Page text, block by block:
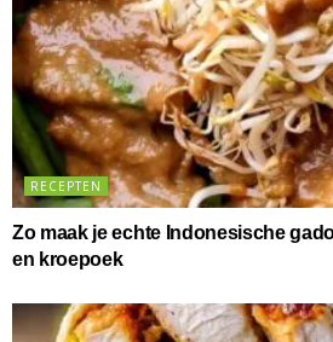
RECEPTEN
Zo maak je echte Indonesische
en kroepoek